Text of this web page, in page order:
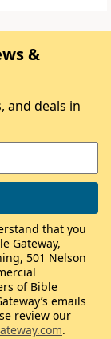
&
and deals in
that you
Gateway,
501 Nelson
of Bible
emails
review our
.